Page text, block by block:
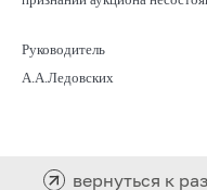
Руководитель
А.А.Ледовских
вернуться к